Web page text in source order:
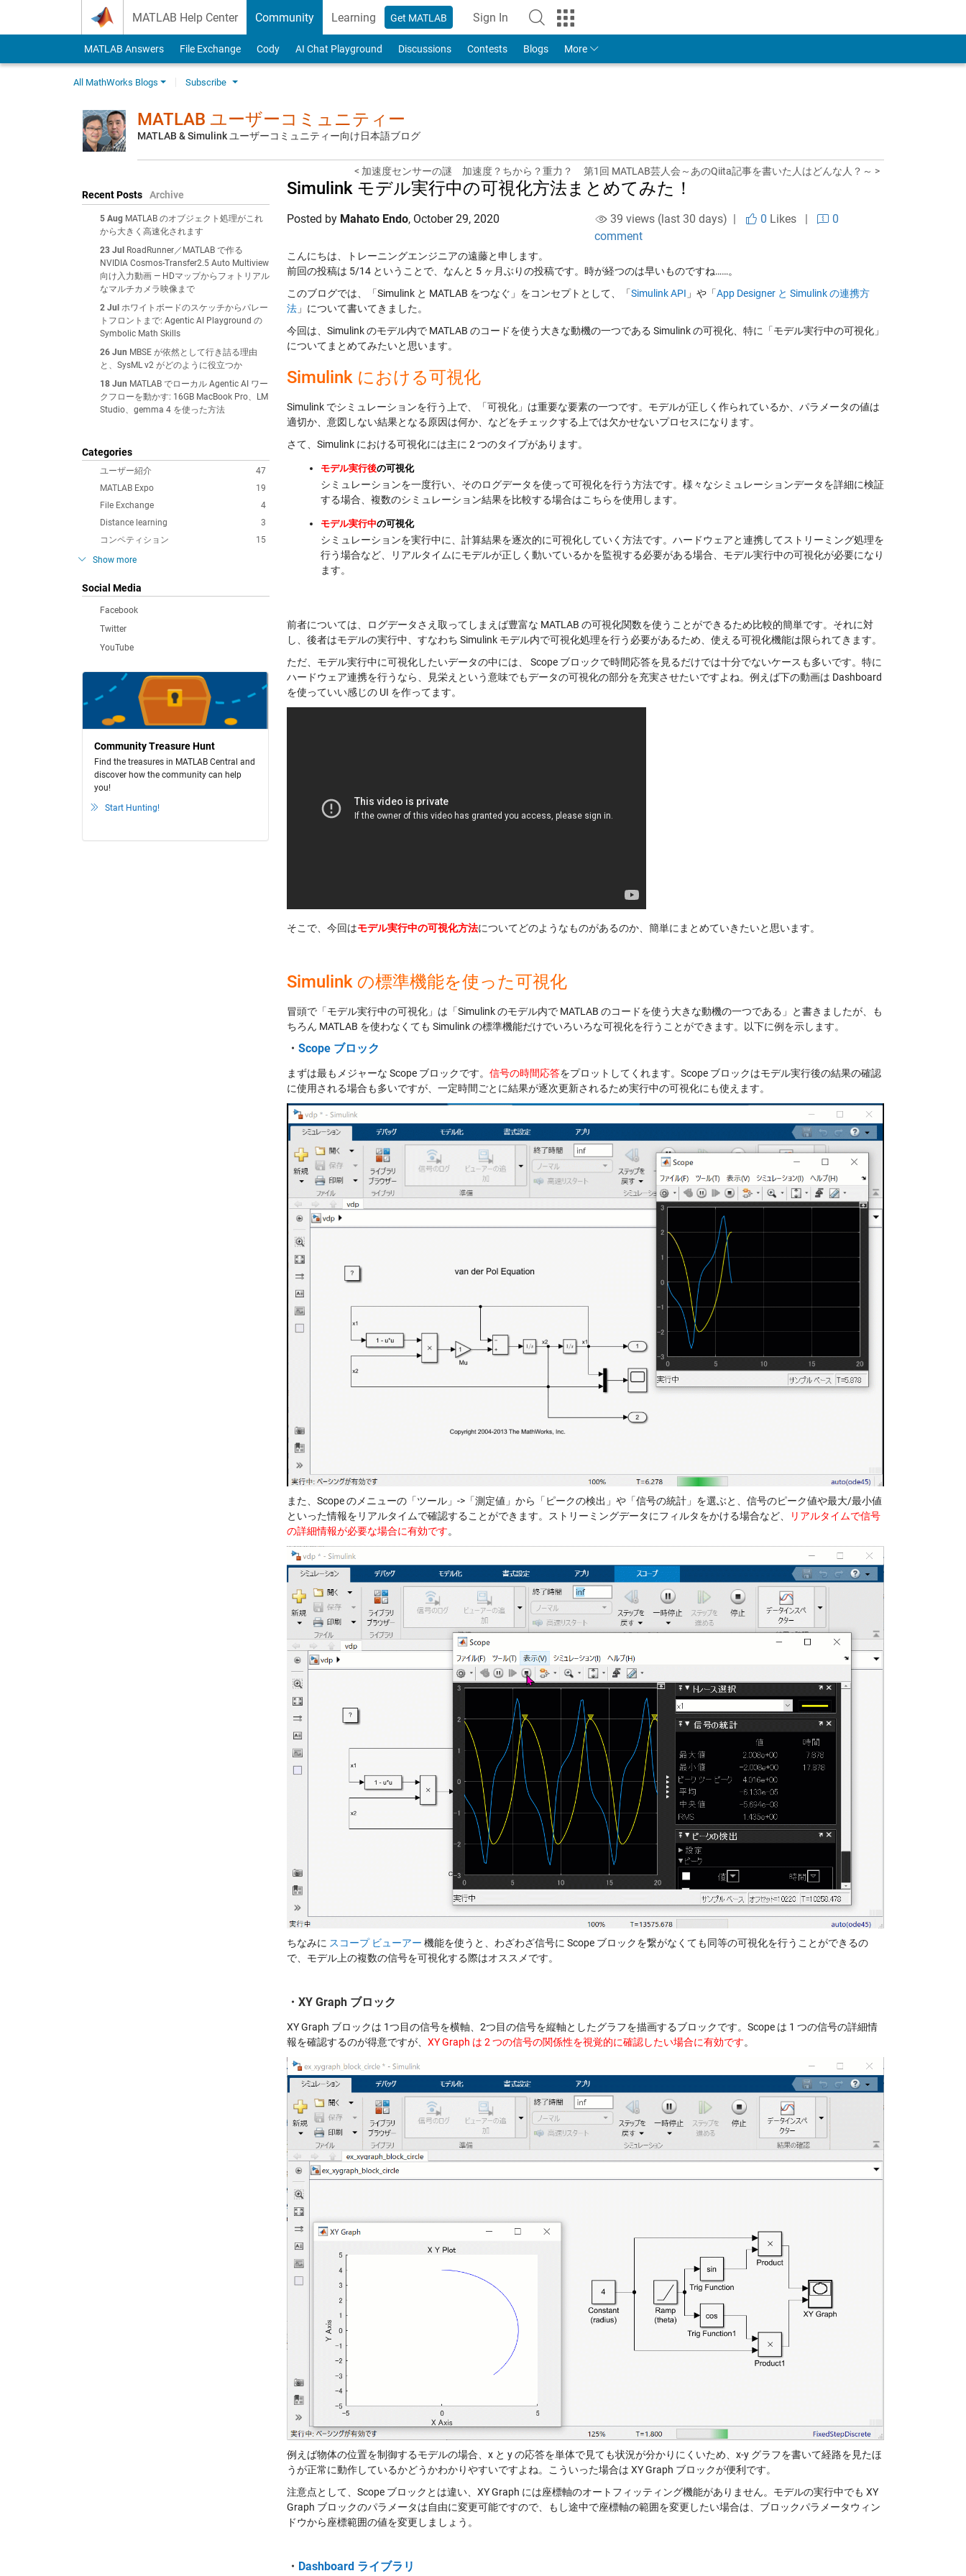
MATLAB Help Center Community Learning Get MATLAB Sign In
to Your MathWorks Account
MATLAB Answers File Exchange Cody AI Chat Playground Discussions Contests Blogs More
All MathWorks Blogs Subscribe
MATLAB ユーザーコミュニティー
MATLAB & Simulink ユーザーコミュニティー向け日本語ブログ
Recent Posts Archive
5 Aug MATLAB のオブジェクト処理がこれ
から大きく高速化されます
23 Jul
RoadRunner／MATLAB で作る
NVIDIA Cosmos-Transfer2.5 Auto Multiview
向け入力動画 — HDマップからフォトリアル
なマルチカメラ映像まで
2 Jul ホワイトボードのスケッチからパレー
トフロントまで: Agentic AI Playground の
Symbolic Math Skills
26 Jun MBSE が依然として行き詰る理由
と、SysML v2 がどのように役立つか
18 Jun MATLAB でローカル Agentic AI ワー
クフローを動かす: 16GB MacBook Pro、LM
Studio、gemma 4 を使った方法
Categories
47
ユーザー紹介
19
MATLAB Expo
4
File Exchange
3
Distance learning
15
コンペティション
Show more
Social Media
Facebook
Twitter
YouTube
Community Treasure Hunt
Find the treasures in MATLAB Central and
discover how the community can help
you!
Start Hunting!
< 加速度センサーの謎 加速度？ちから？重力？ 第1回 MATLAB芸人会～あのQiita記事を書いた人はどんな人？～ >
Simulink モデル実行中の可視化方法まとめてみた！
Posted by Mahato Endo, October 29, 2020 39 views (last 30 days) | 0 Likes|
0
comment
こんにちは、トレーニングエンジニアの遠藤と申します。
前回の投稿は 5/14 ということで、なんと 5 ヶ月ぶりの投稿です。時が経つのは早いものですね……。
このブログでは、「Simulink と MATLAB をつなぐ」をコンセプトとして、「Simulink API 」や「App Designer と Simulink の連携方
法 」について書いてきました。
今回は、Simulink のモデル内で MATLAB のコードを使う大きな動機の一つである Simulink の可視化、特に「モデル実行中の可視化」
についてまとめてみたいと思います。
Simulink における可視化
Simulink でシミュレーションを行う上で、「可視化」は重要な要素の一つです。モデルが正しく作られているか、パラメータの値は
適切か、意図しない結果となる原因は何か、などをチェックする上では欠かせないプロセスになります。
さて、Simulink における可視化には主に 2 つのタイプがあります。
モデル実行後の可視化
シミュレーションを一度行い、そのログデータを使って可視化を行う方法です。様々なシミュレーションデータを詳細に検証
する場合、複数のシミュレーション結果を比較する場合はこちらを使用します。
モデル実行中の可視化
シミュレーションを実行中に、計算結果を逐次的に可視化していく方法です。ハードウェアと連携してストリーミング処理を
行う場合など、リアルタイムにモデルが正しく動いているかを監視する必要がある場合、モデル実行中の可視化が必要になり
ます。
前者については、ログデータさえ取ってしまえば豊富な MATLAB の可視化関数を使うことができるため比較的簡単です。それに対
し、後者はモデルの実行中、すなわち Simulink モデル内で可視化処理を行う必要があるため、使える可視化機能は限られてきます。
ただ、モデル実行中に可視化したいデータの中には、 Scope ブロックで時間応答を見るだけでは十分でないケースも多いです。特に
ハードウェア連携を行うなら、見栄えという意味でもデータの可視化の部分を充実させたいですよね。例えば下の動画は Dashboard
を使っていい感じの UI を作ってます。
そこで、今回はモデル実行中の可視化方法についてどのようなものがあるのか、簡単にまとめていきたいと思います。
Simulink の標準機能を使った可視化
冒頭で「モデル実行中の可視化」は「Simulink のモデル内で MATLAB のコードを使う大きな動機の一つである」と書きましたが、も
ちろん MATLAB を使わなくても Simulink の標準機能だけでいろいろな可視化を行うことができます。以下に例を示します。
・ Scope ブロック
まずは最もメジャーな Scope ブロックです。 信号の時間応答をプロットしてくれます。Scope ブロックはモデル実行後の結果の確認
に使用される場合も多いですが、一定時間ごとに結果が逐次更新されるため実行中の可視化にも使えます。
また、Scope のメニューの「ツール」->「測定値」から「ピークの検出」や「信号の統計」を選ぶと、信号のピーク値や最大/最小値
といった情報をリアルタイムで確認することができます。ストリーミングデータにフィルタをかける場合など、
リアルタイムで信号
の詳細情報が必要な場合に有効です。
ちなみに スコープ ビューアー 機能を使うと、わざわざ信号に Scope ブロックを繋がなくても同等の可視化を行うことができるの
で、モデル上の複数の信号を可視化する際はオススメです。
・ XY Graph ブロック
XY Graph ブロックは 1つ目の信号を横軸、2つ目の信号を縦軸としたグラフを描画するブロックです。Scope は 1 つの信号の詳細情
報を確認するのが得意ですが、 XY Graph は 2 つの信号の関係性を視覚的に確認したい場合に有効です。
例えば物体の位置を制御するモデルの場合、x と y の応答を単体で見ても状況が分かりにくいため、x-y グラフを書いて経路を見たほ
うが正常に動作しているかどうかわかりやすいですよね。こういった場合は XY Graph ブロックが便利です。
注意点として、Scope ブロックとは違い、XY Graph には座標軸のオートフィッティング機能がありません。モデルの実行中でも XY
Graph ブロックのパラメータは自由に変更可能ですので、もし途中で座標軸の範囲を変更したい場合は、ブロックパラメータウィン
ドウから座標範囲の値を変更しましょう。
・ Dashboard ライブラリ